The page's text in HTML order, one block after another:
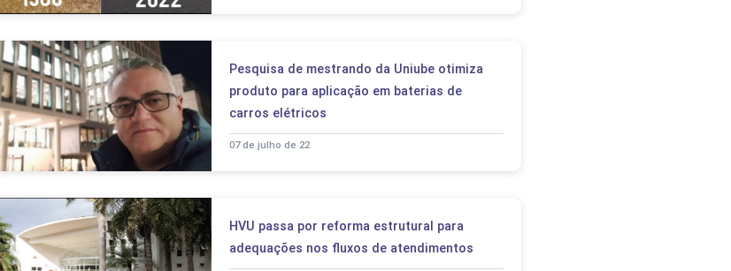
Pesquisa de mestrando da Uniube otimiza
produto para aplicação em baterias de
carros elétricos
07 de julho de 22
HVU passa por reforma estrutural para
adequações nos fluxos de atendimentos